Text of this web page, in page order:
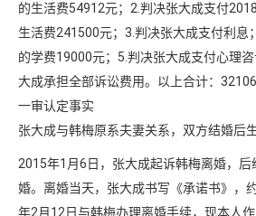
的生活费54912元；2.判决张大成支付
生活费241500元；3.判决张大成支付利息
的学费19000元；5.判决张大成支付心理
大成承担全部诉讼费用。以上合计：
一审认定事实
张大成与韩梅原系夫妻关系，双方结婚后
2015年1月6日，张大成起诉韩梅离婚，
婚。离婚当天，张大成书写《承诺书》，
年2月12日与韩梅办理离婚手续，现本人